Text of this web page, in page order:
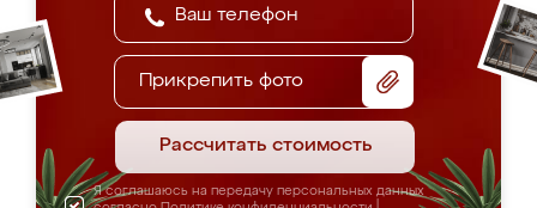
Прикрепить фото
Рассчитать стоимость
Я соглашаюсь на передачу персональных данных